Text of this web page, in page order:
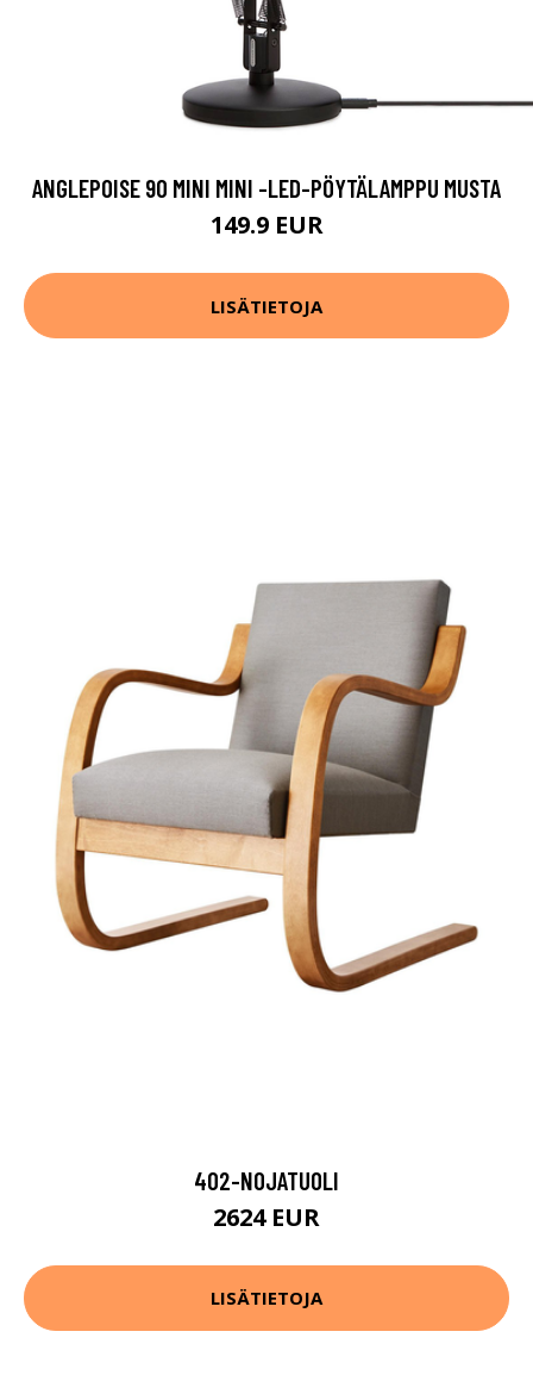
ANGLEPOISE 90 MINI MINI -LED-PÖYTÄLAMPPU MUSTA
149.9 EUR
LISÄTIETOJA
402-NOJATUOLI
2624 EUR
LISÄTIETOJA